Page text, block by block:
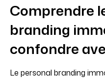
Comprendre
branding
confondre
Le personal branding